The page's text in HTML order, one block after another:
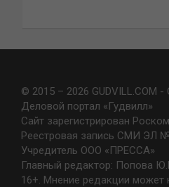
© 2015 – 2026
Деловой портал «Гудвилл»
Сайт зарегистрирован
Реестровая запись СМИ ЭЛ
Учредитель ООО «ПРЕССА»
Главный редактор: Попова
16+. Мнение редакции может